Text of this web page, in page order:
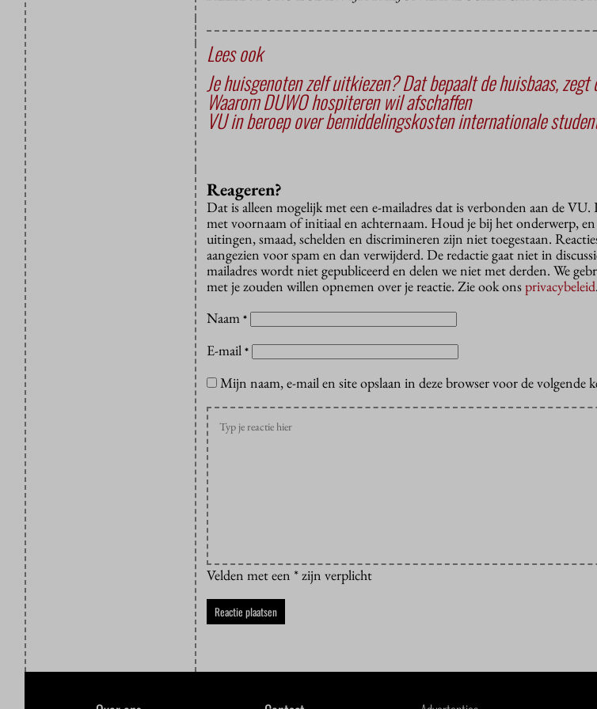
Lees ook
Je huisgenoten zelf uitkiezen? Dat bepaalt de huisbaas,
Waarom DUWO hospiteren wil afschaffen
VU in beroep over bemiddelingskosten internationale
Reageren?
Dat is alleen mogelijk met een e-mailadres dat is verbonden aan de VU.
met voornaam of initiaal en achternaam. Houd je bij het onderwerp,
uitingen, smaad, schelden en discrimineren zijn niet toegestaan.
aangezien voor spam en dan verwijderd. De redactie gaat niet in
mailadres wordt niet gepubliceerd en delen we niet met derden. We
met je zouden willen opnemen over je reactie. Zie ook onsprivacybeleid.
Naam *
E-mail *
Mijn naam, e-mail en site opslaan in deze browser voor de volgende
Velden met een * zijn verplicht